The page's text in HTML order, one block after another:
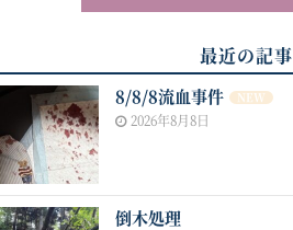
最近の記事
8/8/8流血事件 NEW
2026年8月8日
倒木処理